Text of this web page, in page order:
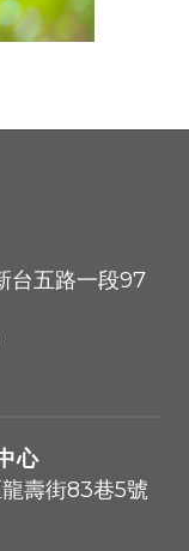
台五路一段97
心
壽街83巷5號